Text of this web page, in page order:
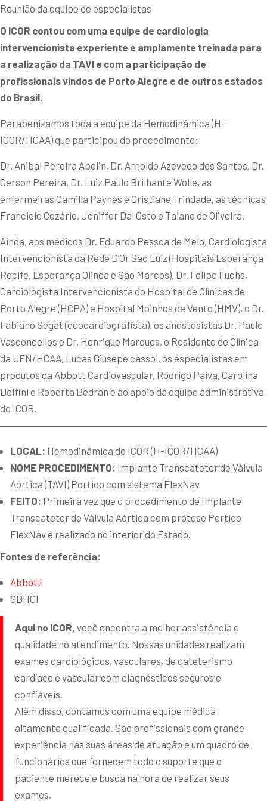
Reunião da equipe de especialistas
O ICOR contou com uma equipe de cardiologia
intervencionista experiente e amplamente treinada para
a realização da TAVI e com a participação de
profissionais vindos de Porto Alegre e de outros estados
do Brasil.
Parabenizamos toda a equipe da Hemodinâmica (H-
ICOR/HCAA) que participou do procedimento:
Dr. Anibal Pereira Abelin, Dr. Arnoldo Azevedo dos Santos, Dr.
Gerson Pereira, Dr. Luiz Paulo Brilhante Wolle, as
enfermeiras Camilla Paynes e Cristiane Trindade, as técnicas
Franciele Cezário, Jeniffer Dal Osto e Taiane de Oliveira.
Ainda, aos médicos Dr. Eduardo Pessoa de Melo, Cardiologista
Intervencionista da Rede D’Or São Luiz (Hospitais Esperança
Recife, Esperança Olinda e São Marcos), Dr. Felipe Fuchs,
Cardiologista Intervencionista do Hospital de Clínicas de
Porto Alegre (HCPA) e Hospital Moinhos de Vento (HMV), o Dr.
Fabiano Segat (ecocardiografista), os anestesistas Dr. Paulo
Vasconcellos e Dr. Henrique Marques, o Residente de Clínica
da UFN/HCAA, Lucas Giusepe cassol, os especialistas em
produtos da Abbott Cardiovascular, Rodrigo Paiva, Carolina
Delfini e Roberta Bedran e ao apoio da equipe administrativa
do ICOR.
LOCAL: Hemodinâmica do ICOR (H-ICOR/HCAA)
NOME PROCEDIMENTO: Implante Transcateter de Válvula
Aórtica (TAVI) Portico com sistema FlexNav
FEITO: Primeira vez que o procedimento de Implante
Transcateter de Válvula Aórtica com prótese Portico
FlexNav é realizado no interior do Estado.
Fontes de referência:
Abbott
SBHCI
Aqui no ICOR, você encontra a melhor assistência e
qualidade no atendimento. Nossas unidades realizam
exames cardiológicos, vasculares, de cateterismo
cardíaco e vascular com diagnósticos seguros e
confiáveis.
Além disso, contamos com uma equipe médica
altamente qualificada. São profissionais com grande
experiência nas suas áreas de atuação e um quadro de
funcionários que fornecem todo o suporte que o
paciente merece e busca na hora de realizar seus
exames.